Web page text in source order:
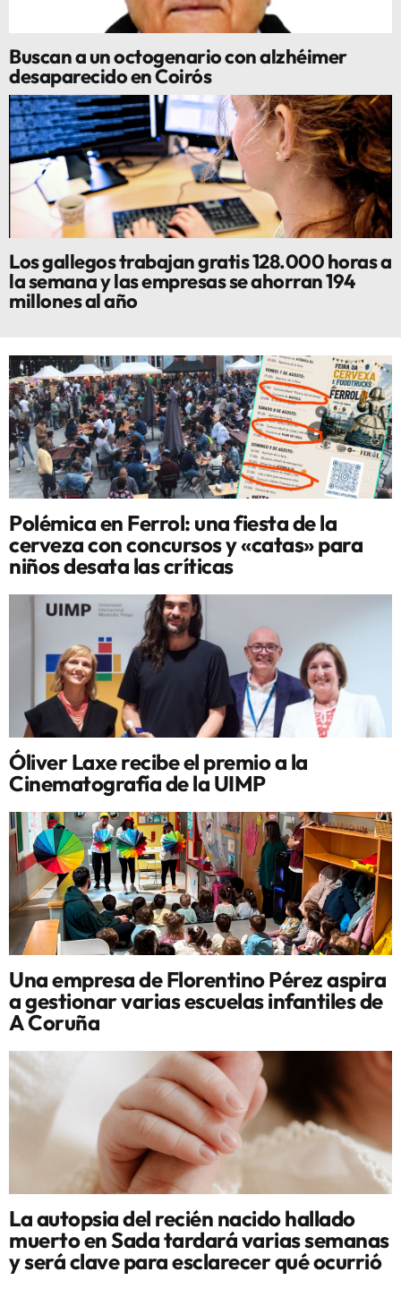
Buscan a un octogenario con alzhéimer
desaparecido en Coirós
Los gallegos trabajan gratis 128.000 horas a
la semana y las empresas se ahorran 194
millones al año
Polémica en Ferrol: una fiesta de la
cerveza con concursos y «catas» para
niños desata las críticas
Óliver Laxe recibe el premio a la
Cinematografía de la UIMP
Una empresa de Florentino Pérez aspira
a gestionar varias escuelas infantiles de
A Coruña
La autopsia del recién nacido hallado
muerto en Sada tardará varias semanas
y será clave para esclarecer qué ocurrió